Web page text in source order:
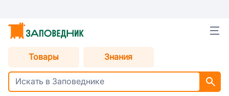
Товары Знания